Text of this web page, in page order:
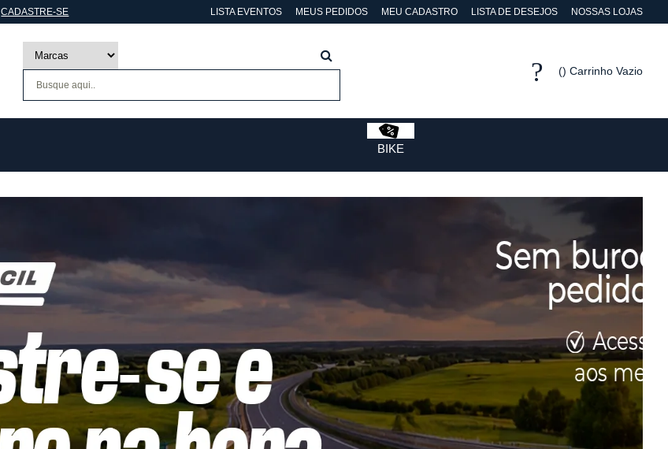
CADASTRE-SE LISTA EVENTOS MEUS PEDIDOS MEU CADASTRO LISTA DE DESEJOS NOSSAS LOJAS
Carrinho Vazio
BIKE